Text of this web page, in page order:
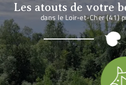
Les atouts de votre
dans le Loir-et-Cher (41)